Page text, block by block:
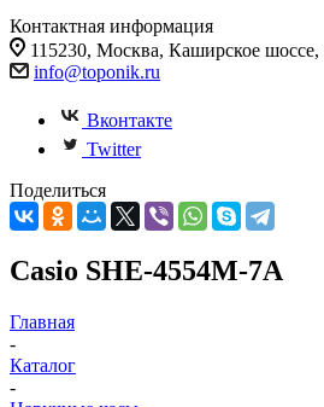
Контактная информация
115230, Москва, Каширское шоссе,
info@toponik.ru
Вконтакте
Twitter
Поделиться
Casio SHE-4554M-7A
Главная
-
Каталог
-